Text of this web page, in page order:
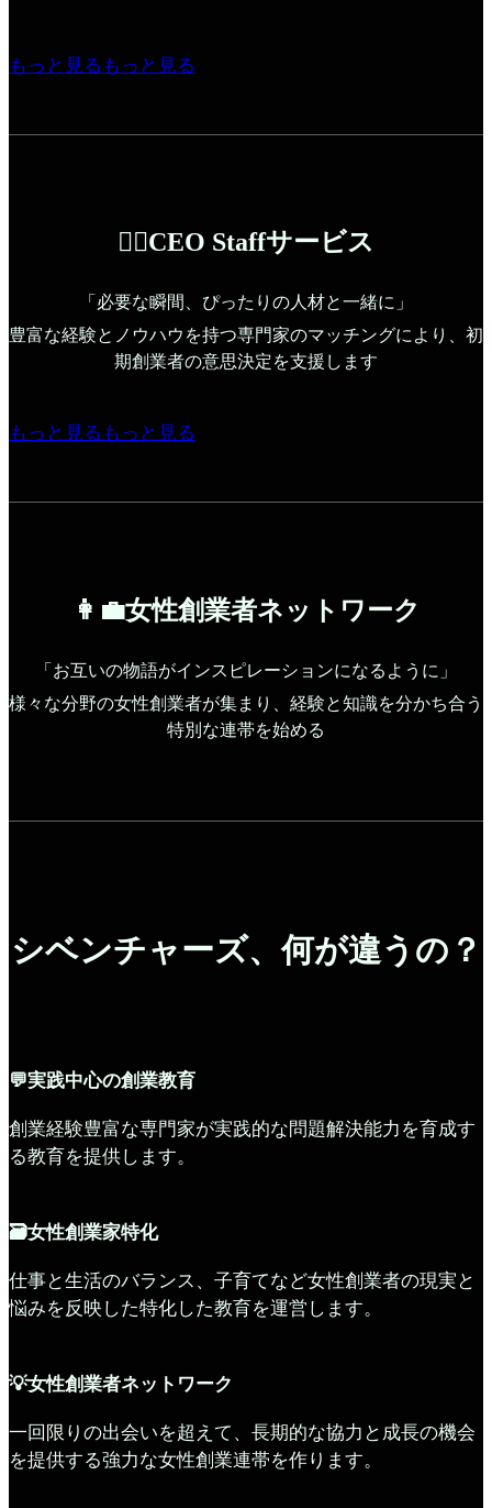
もっと見る もっと見る
🏃‍♀️CEO Staffサービス
「必要な瞬間、ぴったりの人材と一緒に」
豊富な経験とノウハウを持つ専門家のマッチングにより、初
期創業者の意思決定を支援します
もっと見る もっと見る
👩‍💼女性創業者ネットワーク
「お互いの物語がインスピレーションになるように」
様々な分野の女性創業者が集まり、経験と知識を分かち合う
特別な連帯を始める
シベンチャーズ、何が違うの？
💬実践中心の創業教育
創業経験豊富な専門家が実践的な問題解決能力を育成す
る教育を提供します。
🗃️女性創業家特化
仕事と生活のバランス、子育てなど女性創業者の現実と
悩みを反映した特化した教育を運営します。
💡女性創業者ネットワーク
一回限りの出会いを超えて、長期的な協力と成長の機会
を提供する強力な女性創業連帯を作ります。